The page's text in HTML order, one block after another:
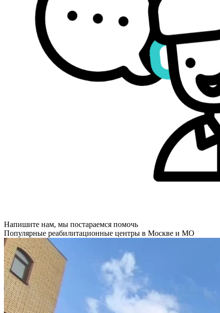
Напишите нам, мы постараемся помочь
Популярные реабилитационные центры в Москве и МО